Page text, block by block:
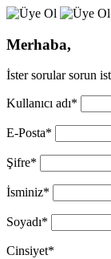
Merhaba,
İster sorular sorun
Kullanıcı adı*
E-Posta*
Şifre*
İsminiz*
Soyadı*
Cinsiyet*